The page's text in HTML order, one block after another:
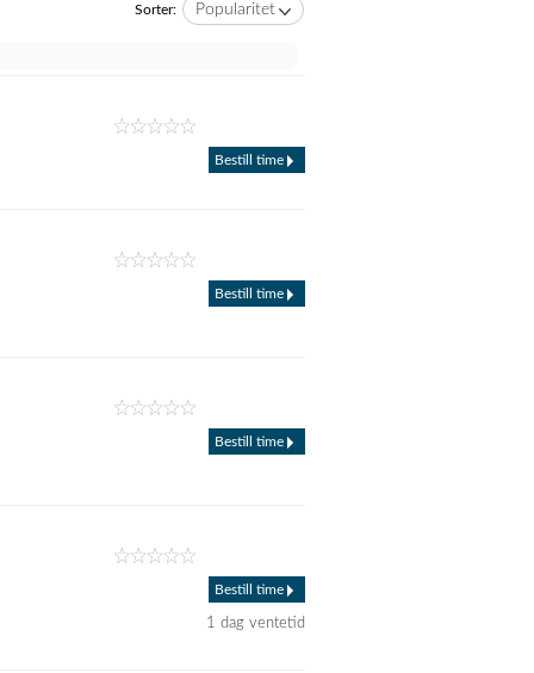
Sorter: Popularitet
Bestill time
Bestill time
Bestill time
Bestill time
1 dag ventetid